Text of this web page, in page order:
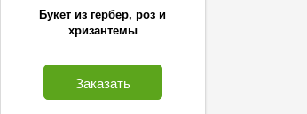
Букет из гербер, роз и
хризантемы
Заказать